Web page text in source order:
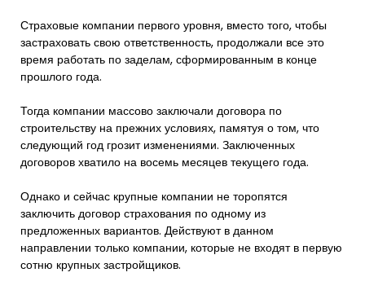
Страховые компании первого уровня, вместо того, чтобы
застраховать свою ответственность, продолжали все это
время работать по заделам, сформированным в конце
прошлого года.
Тогда компании массово заключали договора по
строительству на прежних условиях, памятуя о том, что
следующий год грозит изменениями. Заключенных
договоров хватило на восемь месяцев текущего года.
Однако и сейчас крупные компании не торопятся
заключить договор страхования по одному из
предложенных вариантов. Действуют в данном
направлении только компании, которые не входят в первую
сотню крупных застройщиков.